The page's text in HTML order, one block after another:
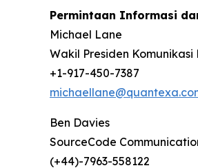
Permintaan Informasi
Michael Lane
Wakil Presiden Komunikasi
+1-917-450-7387
Ben Davies
SourceCode
(+44)-7963-558122